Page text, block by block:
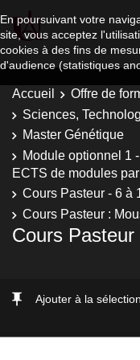
En poursuivant votre
site, vous acceptez
cookies à des fins de
d'audience (statistiques
Accueil Offre de
Sciences,
Master Génétique
Module optionnel 1
ECTS de modules
Cours Pasteur - 6 à
Cours Pasteur :
Cours
Ajouter à la sélection